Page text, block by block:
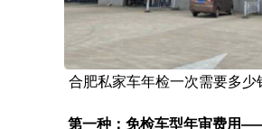
合肥私家车年检一次需要多少
第一种：免检车型年审费用